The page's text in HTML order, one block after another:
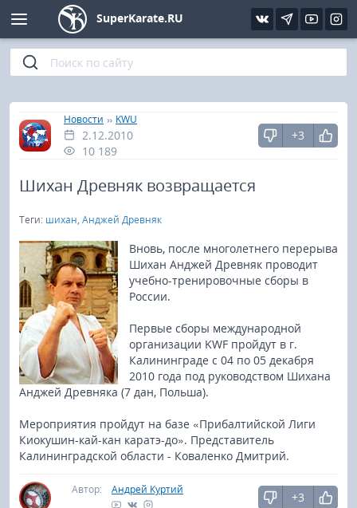
SuperKarate.RU
Главная
»
Новости » KWU
2.12.2010
10 189
+3
Шихан Древняк возвращается
Теги: шихан, Анджей Древняк
Вновь, после многолетнего перерыва
Шихан Анджей Древняк проводит
учебно-тренировочные сборы в
России.
Первые сборы международной
организации KWF пройдут в г.
Калининграде с 04 по 05 декабря
2010 года под руководством Шихана
Анджей Древняка (7 дан, Польша).
Мероприятия пройдут на базе «Прибалтийской Лиги
Киокушин-кай-кан каратэ-до». Представитель
Калининградской области - Коваленко Дмитрий.
Автор: Андрей Куртий
+3
Киокушинкай
Кёкусин (IFK)
Шинкиокушинкай
Кекусин-кан
Кикбоксинг и K-1
Бокс
UFC и MMA
Муай тай
Фото
Видео
Интервью
Статьи
Уроки каратэ
Файлы
Библиотека